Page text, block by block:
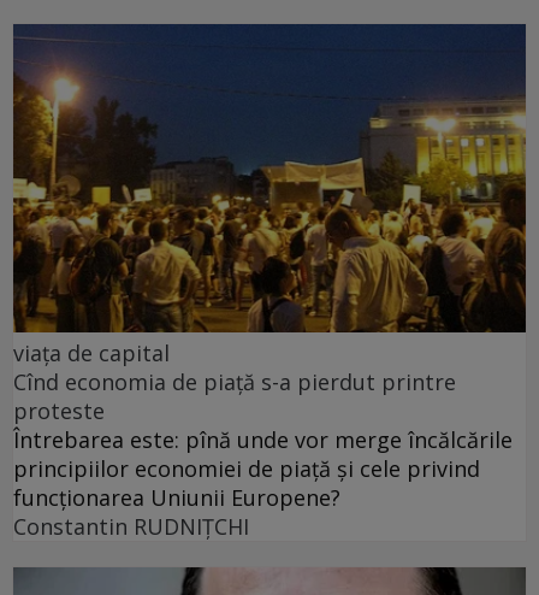
viața de capital
Cînd economia de piață s-a pierdut printre
proteste
Întrebarea este: pînă unde vor merge încălcările
principiilor economiei de piață și cele privind
funcționarea Uniunii Europene?
Constantin RUDNIŢCHI